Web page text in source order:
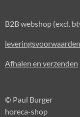
B2B webshop (excl.
leveringsvoorwaarden
Afhalen en verzenden
© Paul Burger
horeca-shop